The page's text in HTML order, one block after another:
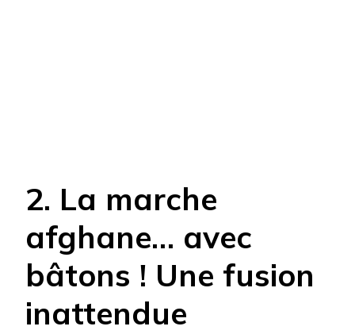
2. La marche
afghane… avec
bâtons ! Une fusion
inattendue